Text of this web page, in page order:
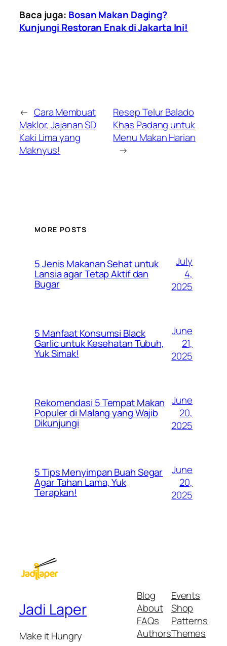
Baca juga: Bosan Makan Daging?
Kunjungi Restoran Enak di Jakarta Ini!
← Cara Membuat
Maklor, Jajanan SD
Kaki Lima yang
Maknyus!
Resep Telur Balado
Khas Padang untuk
Menu Makan Harian
→
MORE POSTS
5 Jenis Makanan Sehat untuk
Lansia agar Tetap Aktif dan
Bugar
July
4,
2025
5 Manfaat Konsumsi Black
Garlic untuk Kesehatan Tubuh,
Yuk Simak!
June
21,
2025
Rekomendasi 5 Tempat Makan
Populer di Malang yang Wajib
Dikunjungi
June
20,
2025
5 Tips Menyimpan Buah Segar
Agar Tahan Lama, Yuk
Terapkan!
June
20,
2025
Jadi Laper
Make it Hungry
Blog
About
FAQs
Authors
Events
Shop
Patterns
Themes